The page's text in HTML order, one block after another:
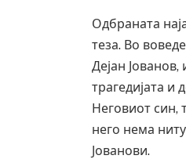
Одбраната
теза. Во
Дејан
трагедијата и
Неговиот син,
него нема
Јованови.